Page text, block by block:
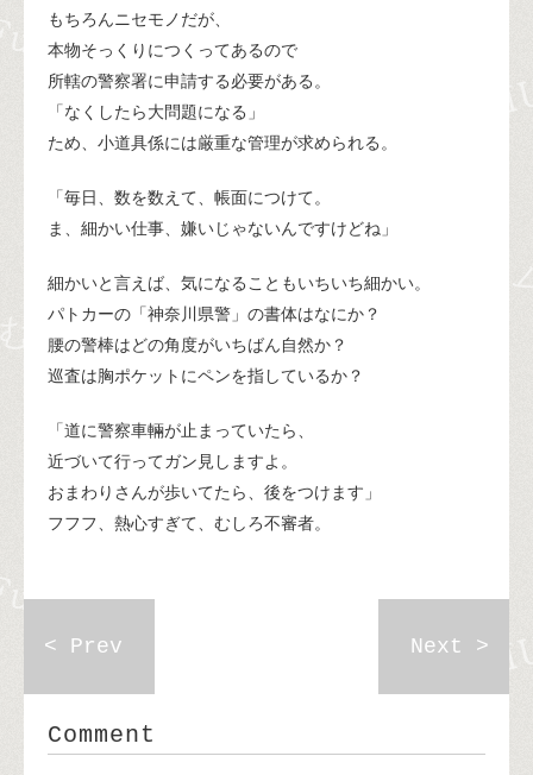
もちろんニセモノだが、
本物そっくりにつくってあるので
所轄の警察署に申請する必要がある。
「なくしたら大問題になる」
ため、小道具係には厳重な管理が求められる。
「毎日、数を数えて、帳面につけて。
ま、細かい仕事、嫌いじゃないんですけどね」
細かいと言えば、気になることもいちいち細かい。
パトカーの「神奈川県警」の書体はなにか？
腰の警棒はどの角度がいちばん自然か？
巡査は胸ポケットにペンを指しているか？
「道に警察車輛が止まっていたら、
近づいて行ってガン見しますよ。
おまわりさんが歩いてたら、後をつけます」
フフフ、熱心すぎて、むしろ不審者。
< Prev Next >
Comment